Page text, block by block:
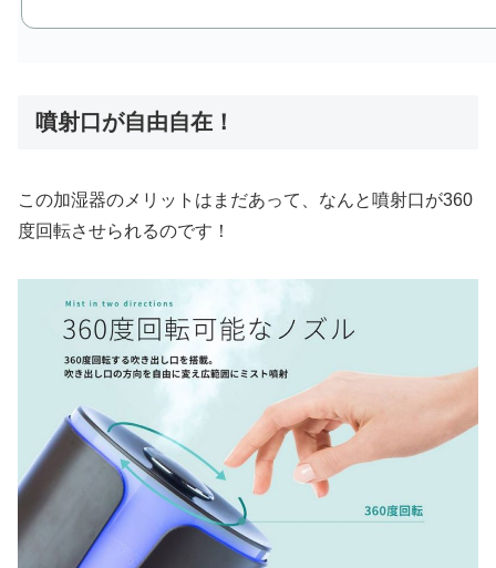
噴射口が自由自在！
この加湿器のメリットはまだあって、なんと噴射口が360
度回転させられるのです！